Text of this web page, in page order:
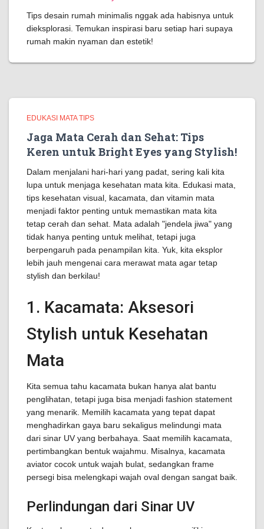
Tips desain rumah minimalis nggak ada habisnya untuk
dieksplorasi. Temukan inspirasi baru setiap hari supaya
rumah makin nyaman dan estetik!
EDUKASI MATA TIPS
Jaga Mata Cerah dan Sehat: Tips
Keren untuk Bright Eyes yang Stylish!
Dalam menjalani hari-hari yang padat, sering kali kita
lupa untuk menjaga kesehatan mata kita. Edukasi mata,
tips kesehatan visual, kacamata, dan vitamin mata
menjadi faktor penting untuk memastikan mata kita
tetap cerah dan sehat. Mata adalah "jendela jiwa" yang
tidak hanya penting untuk melihat, tetapi juga
berpengaruh pada penampilan kita. Yuk, kita eksplor
lebih jauh mengenai cara merawat mata agar tetap
stylish dan berkilau!
1. Kacamata: Aksesori
Stylish untuk Kesehatan
Mata
Kita semua tahu kacamata bukan hanya alat bantu
penglihatan, tetapi juga bisa menjadi fashion statement
yang menarik. Memilih kacamata yang tepat dapat
menghadirkan gaya baru sekaligus melindungi mata
dari sinar UV yang berbahaya. Saat memilih kacamata,
pertimbangkan bentuk wajahmu. Misalnya, kacamata
aviator cocok untuk wajah bulat, sedangkan frame
persegi bisa melengkapi wajah oval dengan sangat baik.
Perlindungan dari Sinar UV